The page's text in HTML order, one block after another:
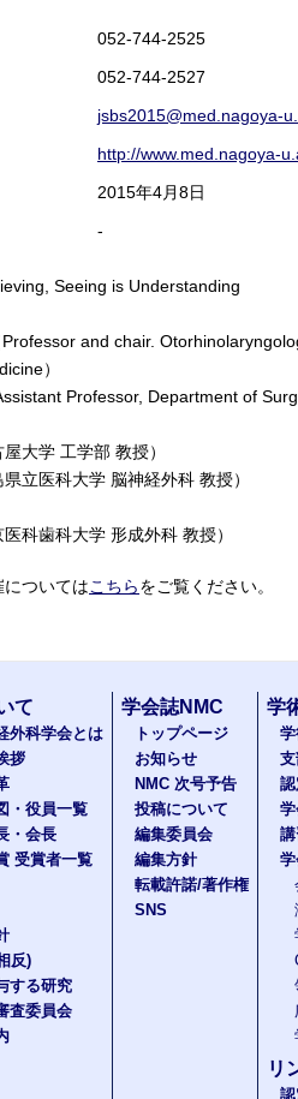
052-744-2525
052-744-2527
jsbs2015@med.nagoya-
http://www.med.nagoya-
2015年4月8日
-
Seeing is Understanding
and chair.
）
Professor, Department of
学 工学部 教授）
医科大学 脳神経外科 教授）
歯科大学 形成外科 教授）
ついてはこちらをご覧ください。
て
外科学会とは
拶
・役員一覧
・会長
受賞者一覧
反)
する研究
査委員会
学会誌NMC
トップページ
お知らせ
NMC 次号予告
投稿について
編集委員会
編集方針
転載許諾/著作権
SNS
学
学
講
リ